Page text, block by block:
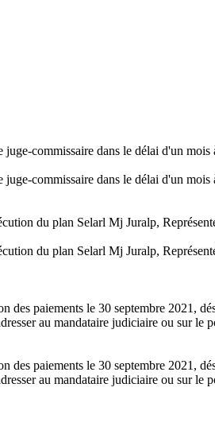
commissaire dans le délai d'un
commissaire dans le délai d'un
du plan Selarl Mj Juralp,
du plan Selarl Mj Juralp,
des paiements le 30 septembre 2021,
au mandataire judiciaire ou sur
des paiements le 30 septembre 2021,
au mandataire judiciaire ou sur